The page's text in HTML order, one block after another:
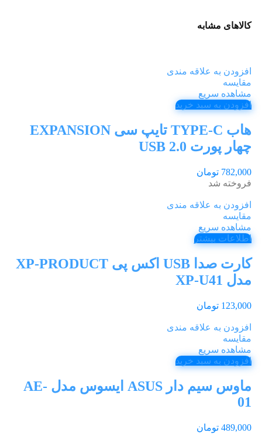
کالاهای مشابه
افزودن به علاقه مندی
مقایسه
مشاهده سریع
افزودن به سبد خرید
هاب TYPE-C تایپ سی EXPANSION
چهار پورت USB 2.0
782,000 تومان
فروخته شد
افزودن به علاقه مندی
مقایسه
مشاهده سریع
اطلاعات بیشتر
کارت صدا USB اکس پی XP-PRODUCT
مدل XP-U41
123,000 تومان
افزودن به علاقه مندی
مقایسه
مشاهده سریع
افزودن به سبد خرید
ماوس سیم دار ASUS ایسوس مدل AE-
01
489,000 تومان